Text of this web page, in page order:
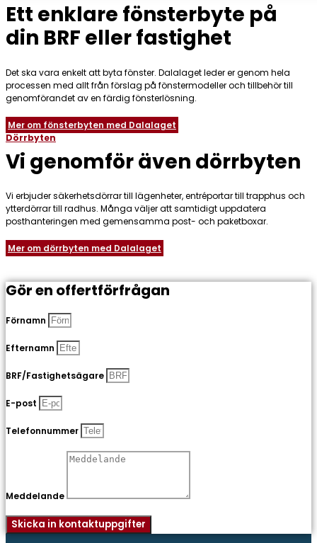
Ett enklare fönsterbyte på
din BRF eller fastighet
Det ska vara enkelt att byta fönster. Dalalaget leder er genom hela
processen med allt från förslag på fönstermodeller och tillbehör till
genomförandet av en färdig fönsterlösning.
Mer om fönsterbyten med Dalalaget
Dörrbyten
Vi genomför även dörrbyten
Vi erbjuder säkerhetsdörrar till lägenheter, entréportar till trapphus och
ytterdörrar till radhus. Många väljer att samtidigt uppdatera
posthanteringen med gemensamma post- och paketboxar.
Mer om dörrbyten med Dalalaget
Gör en offertförfrågan
Förnamn
Efternamn
BRF/Fastighetsägare
E-post
Telefonnummer
Meddelande
Skicka in kontaktuppgifter